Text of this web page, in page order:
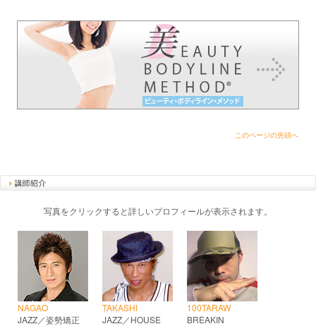
このページの先頭へ
写真をクリックすると詳しいプロフィールが表示されます。
NAGAO
JAZZ／姿勢矯正
TAKASHI
JAZZ／HOUSE
100TARAW
BREAKIN